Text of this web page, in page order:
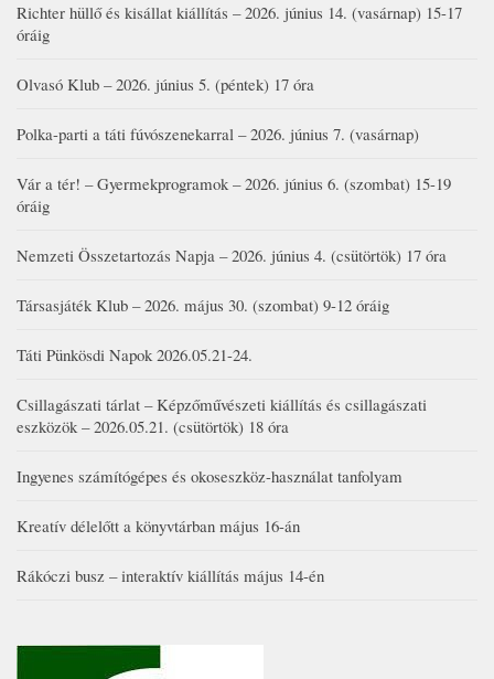
Richter hüllő és kisállat kiállítás – 2026. június 14. (vasárnap) 15-17
óráig
Olvasó Klub – 2026. június 5. (péntek) 17 óra
Polka-parti a táti fúvószenekarral – 2026. június 7. (vasárnap)
Vár a tér! – Gyermekprogramok – 2026. június 6. (szombat) 15-19
óráig
Nemzeti Összetartozás Napja – 2026. június 4. (csütörtök) 17 óra
Társasjáték Klub – 2026. május 30. (szombat) 9-12 óráig
Táti Pünkösdi Napok 2026.05.21-24.
Csillagászati tárlat – Képzőművészeti kiállítás és csillagászati
eszközök – 2026.05.21. (csütörtök) 18 óra
Ingyenes számítógépes és okoseszköz-használat tanfolyam
Kreatív délelőtt a könyvtárban május 16-án
Rákóczi busz – interaktív kiállítás május 14-én